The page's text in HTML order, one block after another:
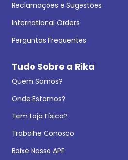
Reclamações e Sugestões
International Orders
Perguntas Frequentes
Tudo Sobre a Rika
Quem Somos?
Onde Estamos?
Tem Loja Física?
Trabalhe Conosco
Baixe Nosso APP